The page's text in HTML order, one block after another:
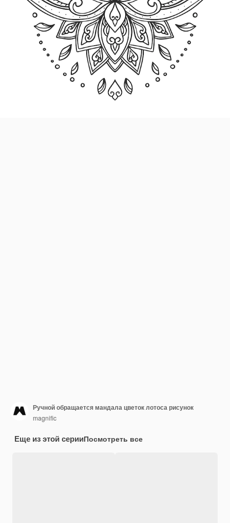
Ручной обращается мандала цветок лотоса рисунок
magnific
Еще из этой серииПосмотреть все